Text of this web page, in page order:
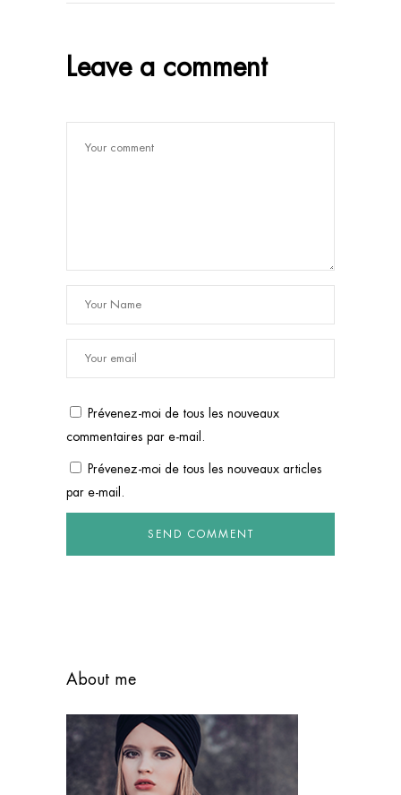
Leave a comment
Prévenez-moi de tous les nouveaux
commentaires par e-mail.
Prévenez-moi de tous les nouveaux articles
par e-mail.
About me